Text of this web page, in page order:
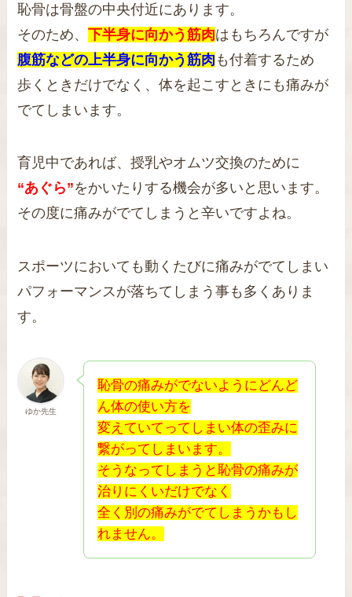
恥骨は骨盤の中央付近にあります。
そのため、下半身に向かう筋肉はもちろんですが
腹筋などの上半身に向かう筋肉 も付着するため
歩くときだけでなく、体を起こすときにも痛みが
でてしまいます。
育児中であれば、授乳やオムツ交換のために
“あぐら”をかいたりする機会が多いと思います。
その度に痛みがでてしまうと辛いですよね。
スポーツにおいても動くたびに痛みがでてしまい
パフォーマンスが落ちてしまう事も多くありま
す。
ゆか先生
恥骨の痛みがでないようにどんど
ん体の使い方を
変えていてってしまい体の歪みに
繋がってしまいます。
そうなってしまうと恥骨の痛みが
治りにくいだけでなく
全く別の痛みがでてしまうかもし
れません。